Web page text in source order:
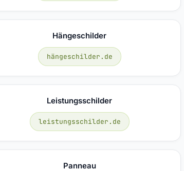
Hängeschilder
hängeschilder.de
Leistungsschilder
leistungsschilder.de
Panneau